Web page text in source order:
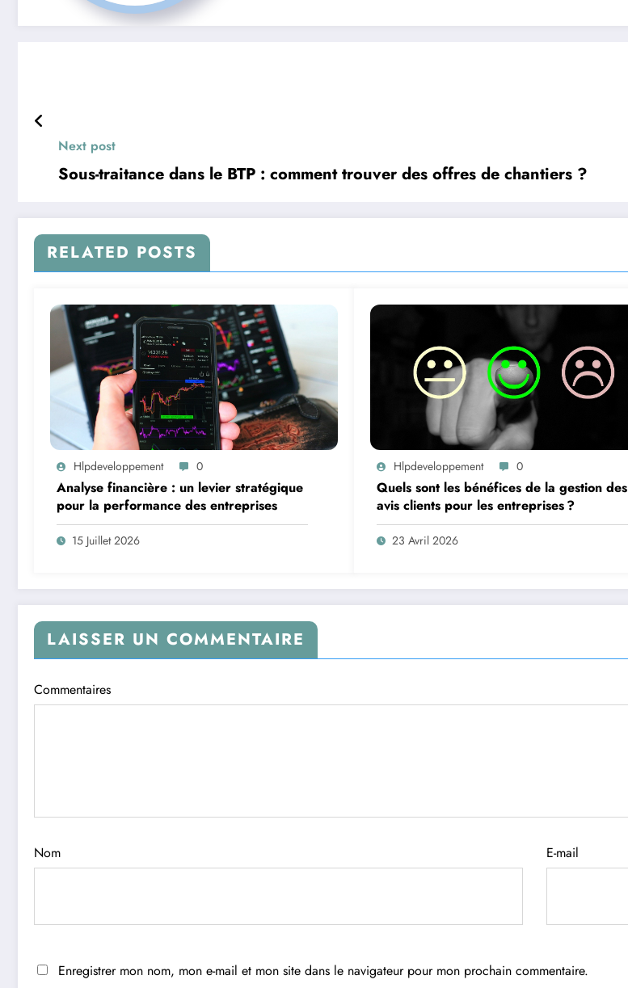
Next post
Sous-traitance dans le BTP : comment trouver des offres de chantiers ?
RELATED POSTS
Hlpdeveloppement 0
Analyse financière : un levier stratégique
pour la performance des entreprises
15 Juillet 2026
Hlpdeveloppement 0
Quels sont les bénéfices de la gestion des
avis clients pour les entreprises ?
23 Avril 2026
LAISSER UN COMMENTAIRE
Commentaires
Nom E-mail
Enregistrer mon nom, mon e-mail et mon site dans le navigateur pour mon prochain commentaire.